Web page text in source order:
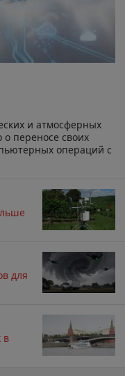
и атмосферных
переносе своих
операций с
для
в